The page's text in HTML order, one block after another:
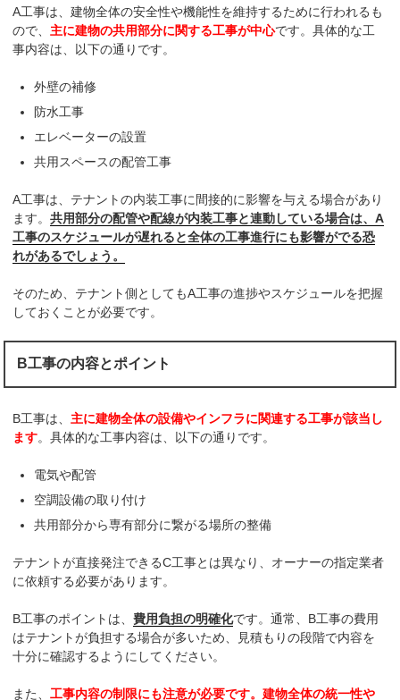
A工事は、建物全体の安全性や機能性を維持するために行われるも
ので、 主に建物の共用部分に関する工事が中心です。具体的な工
事内容は、以下の通りです。
外壁の補修
防水工事
エレベーターの設置
共用スペースの配管工事
A工事は、テナントの内装工事に間接的に影響を与える場合があり
ます。共用部分の配管や配線が内装工事と連動している場合は、A
工事のスケジュールが遅れると全体の工事進行にも影響がでる恐
れがあるでしょう。
そのため、テナント側としてもA工事の進捗やスケジュールを把握
しておくことが必要です。
B工事の内容とポイント
B工事は、 主に建物全体の設備やインフラに関連する工事が該当し
ます。具体的な工事内容は、以下の通りです。
電気や配管
空調設備の取り付け
共用部分から専有部分に繋がる場所の整備
テナントが直接発注できるC工事とは異なり、オーナーの指定業者
に依頼する必要があります。
B工事のポイントは、費用負担の明確化です。通常、B工事の費用
はテナントが負担する場合が多いため、見積もりの段階で内容を
十分に確認するようにしてください。
また、工事内容の制限にも注意が必要です。建物全体の統一性や